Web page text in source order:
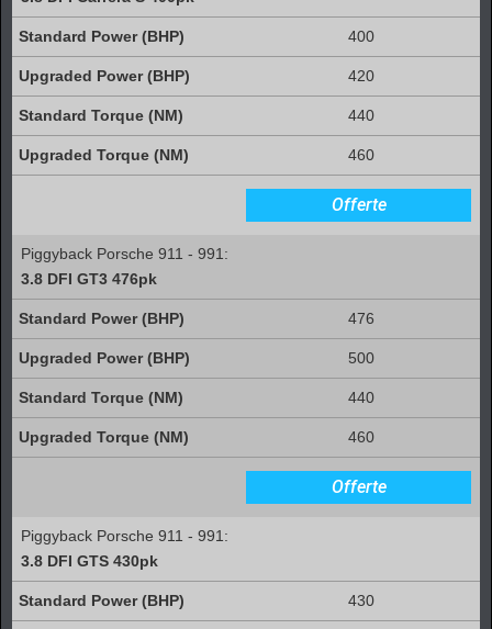
400
420
440
460
Offerte
Piggyback Porsche 911 - 991:
3.8 DFI GT3 476pk
476
500
440
460
Offerte
Piggyback Porsche 911 - 991:
3.8 DFI GTS 430pk
430